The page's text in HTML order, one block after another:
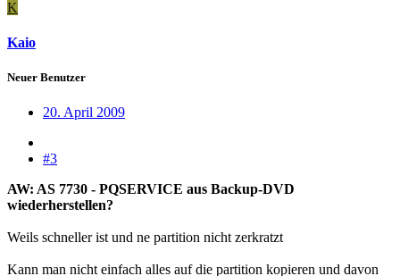
K
Kaio
Neuer Benutzer
20. April 2009
#3
AW: AS 7730 - PQSERVICE aus Backup-DVD
wiederherstellen?
Weils schneller ist und ne partition nicht zerkratzt
Kann man nicht einfach alles auf die partition kopieren und davon